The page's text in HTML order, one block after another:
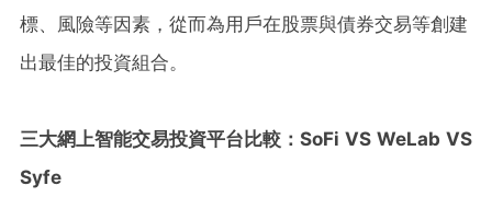
標、風險等因素，從而為用戶在股票與債券交易等創建
出最佳的投資組合。
三大網上智能交易投資平台比較： SoFi VS WeLab VS
Syfe